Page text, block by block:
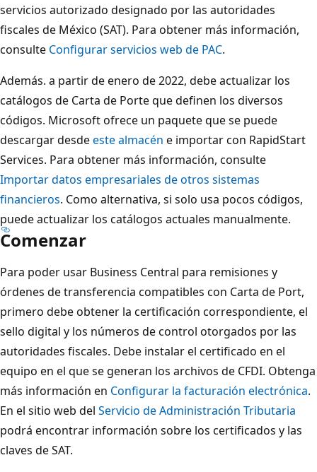
servicios autorizado designado por las autoridades
fiscales de México (SAT). Para obtener más información,
consulte Configurar servicios web de PAC.
Además. a partir de enero de 2022, debe actualizar los
catálogos de Carta de Porte que definen los diversos
códigos. Microsoft ofrece un paquete que se puede
descargar desdeeste almacén e importar con RapidStart
Services. Para obtener más información, consulte
Importar datos empresariales de otros sistemas
financieros. Como alternativa, si solo usa pocos códigos,
puede actualizar los catálogos actuales manualmente.
Comenzar
Para poder usar Business Central para remisiones y
órdenes de transferencia compatibles con Carta de Port,
primero debe obtener la certificación correspondiente, el
sello digital y los números de control otorgados por las
autoridades fiscales. Debe instalar el certificado en el
equipo en el que se generan los archivos de CFDI. Obtenga
más información en Configurar la facturación electrónica.
En el sitio web del Servicio de Administración Tributaria
podrá encontrar información sobre los certificados y las
claves de SAT.